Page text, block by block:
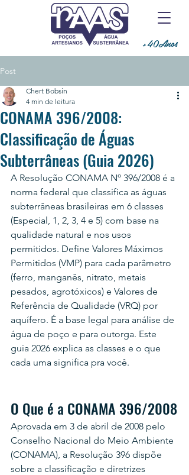
+40Anos
Post
CONAMA 396/2008:
Classificação de Águas
Subterrâneas (Guia 2026)
Chert Bobsin
4 min de leitura
A Resolução CONAMA Nº 396/2008 é a
norma federal que classifica as águas
subterrâneas brasileiras em 6 classes
(Especial, 1, 2, 3, 4 e 5) com base na
qualidade natural e nos usos
permitidos. Define Valores Máximos
Permitidos (VMP) para cada parâmetro
(ferro, manganês, nitrato, metais
pesados, agrotóxicos) e Valores de
Referência de Qualidade (VRQ) por
aquífero. É a base legal para análise de
água de poço e para outorga. Este
guia 2026 explica as classes e o que
cada uma significa pra você.
O Que é a CONAMA 396/2008
Aprovada em 3 de abril de 2008 pelo
Conselho Nacional do Meio Ambiente
(CONAMA), a Resolução 396 dispõe
sobre a classificação e diretrizes